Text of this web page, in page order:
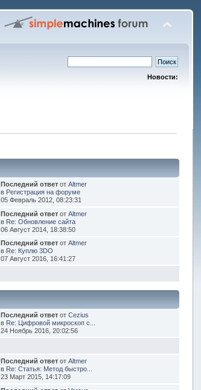
Новости:
Последний ответот Altmer
в Регистрация на форуме
05 Февраль 2012, 08:23:31
Последний ответот Altmer
в Re: Обновление сайта
06 Август 2014, 18:38:50
Последний ответот Altmer
в Re: Куплю 3DO
07 Август 2016, 16:41:27
Последний ответот Cezius
в Re: Цифровой микроскоп с...
24 Ноябрь 2016, 20:02:56
Последний ответот Altmer
в Re: Статья: Метод быстро...
23 Март 2015, 14:17:09